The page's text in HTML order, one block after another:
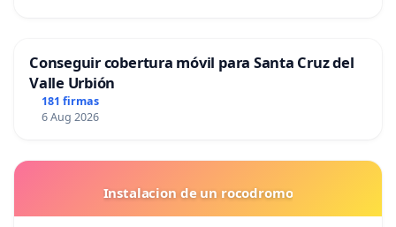
Conseguir cobertura móvil para Santa Cruz del
Valle Urbión
181 firmas
6 Aug 2026
Instalacion de un rocodromo